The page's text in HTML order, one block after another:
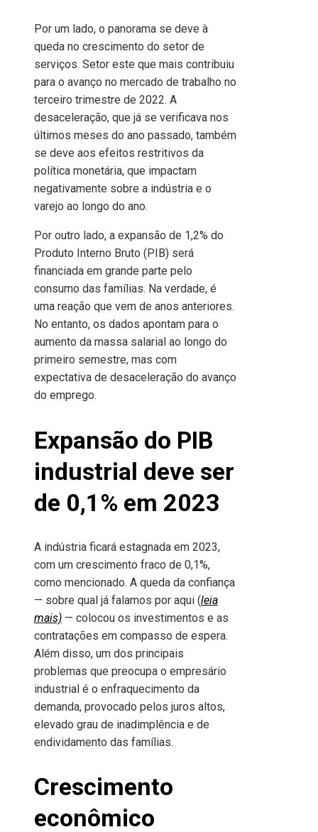
Por um lado, o panorama se deve à
queda no crescimento do setor de
serviços. Setor este que mais contribuiu
para o avanço no mercado de trabalho no
terceiro trimestre de 2022. A
desaceleração, que já se verificava nos
últimos meses do ano passado, também
se deve aos efeitos restritivos da
política monetária, que impactam
negativamente sobre a indústria e o
varejo ao longo do ano.
Por outro lado, a expansão de 1,2% do
Produto Interno Bruto (PIB) será
financiada em grande parte pelo
consumo das famílias. Na verdade, é
uma reação que vem de anos anteriores.
No entanto, os dados apontam para o
aumento da massa salarial ao longo do
primeiro semestre, mas com
expectativa de desaceleração do avanço
do emprego.
Expansão do PIB
industrial deve ser
de 0,1% em 2023
A indústria ficará estagnada em 2023,
com um crescimento fraco de 0,1%,
como mencionado. A queda da confiança
— sobre qual já falamos por aqui (leia
mais) — colocou os investimentos e as
contratações em compasso de espera.
Além disso, um dos principais
problemas que preocupa o empresário
industrial é o enfraquecimento da
demanda, provocado pelos juros altos,
elevado grau de inadimplência e de
endividamento das famílias.
Crescimento
econômico